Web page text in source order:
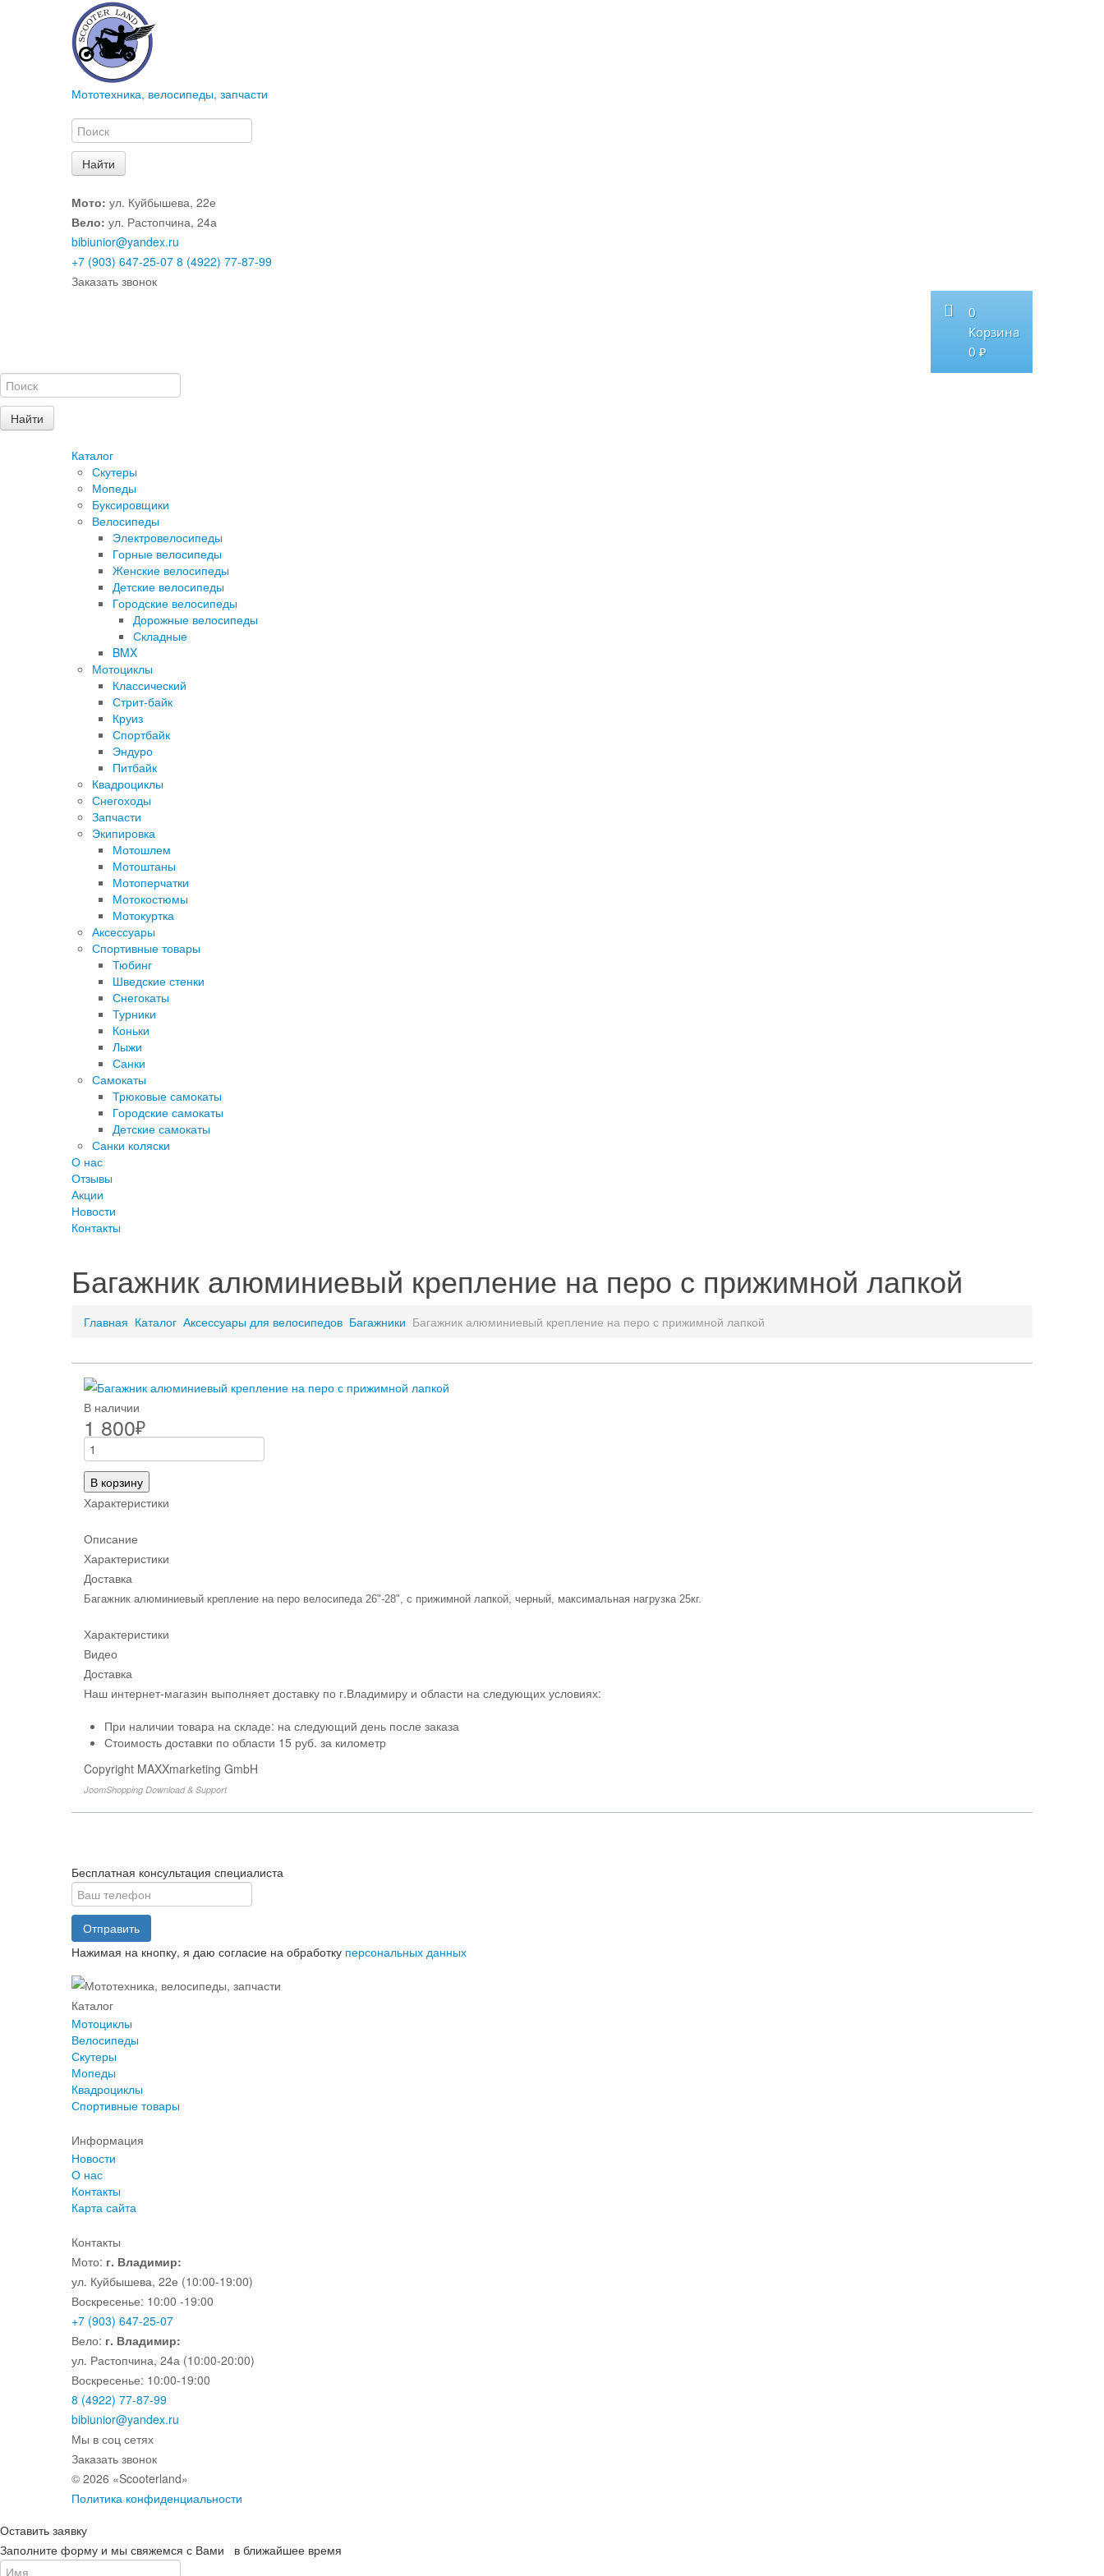
Мототехника, велосипеды, запчасти
Мото: ул. Куйбышева, 22е
Вело: ул. Растопчина, 24а
bibiunior@yandex.ru
+7 (903) 647-25-07 8 (4922) 77-87-99
Заказать звонок
0
Корзина
0 ₽
Каталог
Скутеры
Мопеды
Буксировщики
Велосипеды
Электровелосипеды
Горные велосипеды
Женские велосипеды
Детские велосипеды
Городские велосипеды
Дорожные велосипеды
Складные
BMX
Мотоциклы
Классический
Стрит-байк
Круиз
Спортбайк
Эндуро
Питбайк
Квадроциклы
Снегоходы
Запчасти
Экипировка
Мотошлем
Мотоштаны
Мотоперчатки
Мотокостюмы
Мотокуртка
Аксессуары
Спортивные товары
Тюбинг
Шведские стенки
Снегокаты
Турники
Коньки
Лыжи
Санки
Самокаты
Трюковые самокаты
Городские самокаты
Детские самокаты
Санки коляски
О нас
Отзывы
Акции
Новости
Контакты
Багажник алюминиевый крепление на перо с прижимной лапкой
Главная Каталог Аксессуары для велосипедов Багажники Багажник алюминиевый крепление на перо с прижимной лапкой
В наличии
1 800₽
В корзину
Характеристики
Описание
Характеристики
Доставка
Багажник алюминиевый крепление на перо велосипеда 26"-28", с прижимной лапкой, черный, максимальная нагрузка 25кг.
Характеристики
Видео
Доставка
Наш интернет-магазин выполняет доставку по г.Владимиру и области на следующих условиях:
При наличии товара на складе: на следующий день после заказа
Стоимость доставки по области 15 руб. за километр
Copyright MAXXmarketing GmbH
JoomShopping Download & Support
Бесплатная консультация специалиста
Отправить
Нажимая на кнопку, я даю согласие на обработку персональных данных
Каталог
Мотоциклы
Велосипеды
Скутеры
Мопеды
Квадроциклы
Спортивные товары
Информация
Новости
О нас
Контакты
Карта сайта
Контакты
Мото: г. Владимир:
ул. Куйбышева, 22е (10:00-19:00)
Воскресенье: 10:00 -19:00
+7 (903) 647-25-07
Вело: г. Владимир:
ул. Растопчина, 24а (10:00-20:00)
Воскресенье: 10:00-19:00
8 (4922) 77-87-99
bibiunior@yandex.ru
Мы в соц сетях
Заказать звонок
© 2026 «Scooterland»
Политика конфиденциальности
Оставить заявку
Заполните форму и мы свяжемся с Вами в ближайшее время